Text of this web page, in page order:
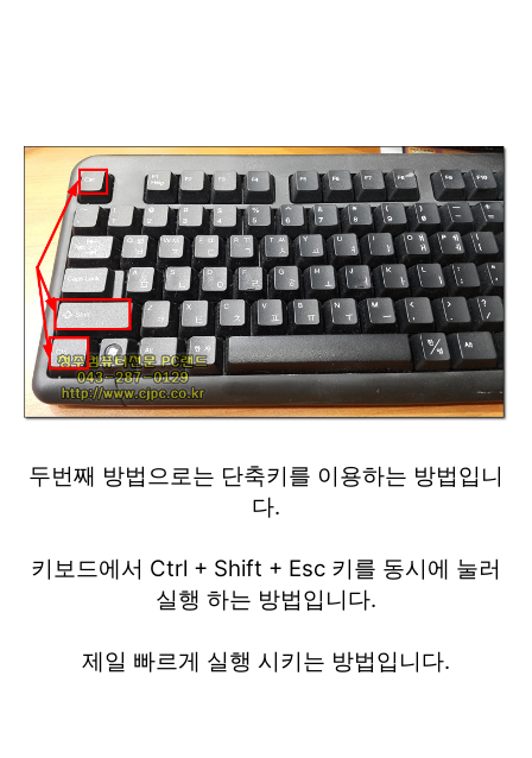
두번째 방법으로는 단축키를 이용하는 방법입니
다.
키보드에서 Ctrl + Shift + Esc 키를 동시에 눌러
실행 하는 방법입니다.
제일 빠르게 실행 시키는 방법입니다.